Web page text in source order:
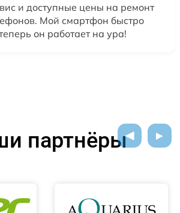
и доступные цены на ремонт
Мой смартфон быстро
он работает на ура!
партнёры